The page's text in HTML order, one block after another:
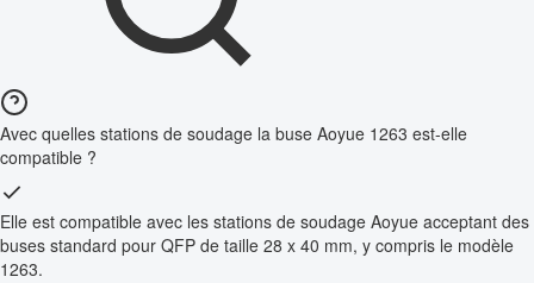
Avec quelles stations de soudage la buse Aoyue 1263 est-elle
compatible ?
Elle est compatible avec les stations de soudage Aoyue acceptant des
buses standard pour QFP de taille 28 x 40 mm, y compris le modèle
1263.